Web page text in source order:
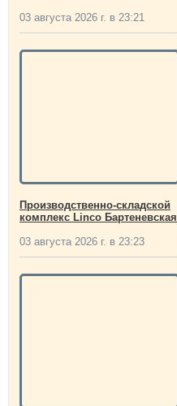
03 августа 2026 г. в 23:21
Производственно-складской
комплекс Linco Бартеневская
03 августа 2026 г. в 23:23